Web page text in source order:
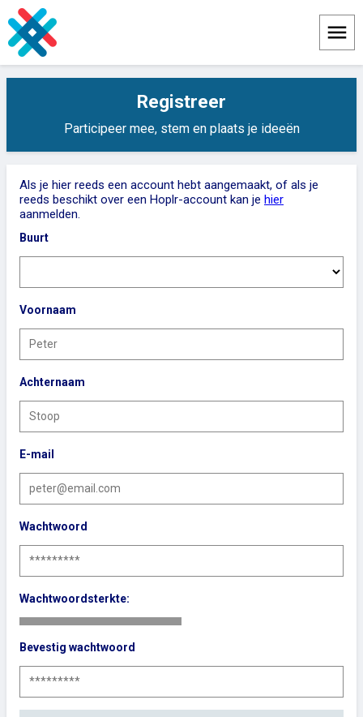
Registreer
Participeer mee, stem en plaats je ideeën
Als je hier reeds een account hebt aangemaakt, of als je
reeds beschikt over een Hoplr-account kan je hier
aanmelden.
Buurt
Voornaam
Achternaam
E-mail
Wachtwoord
Wachtwoordsterkte:
Bevestig wachtwoord